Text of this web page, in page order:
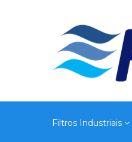
Filtros Industriais